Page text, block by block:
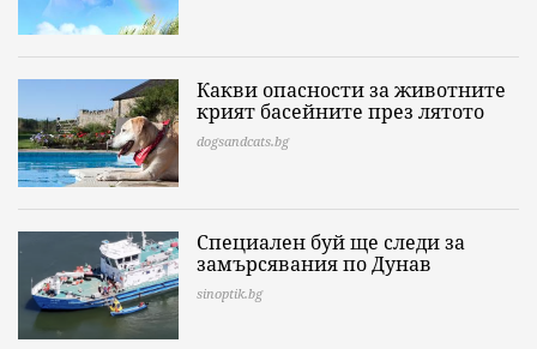
Какви опасности за животните
крият басейните през лятото
dogsandcats.bg
Специален буй ще следи за
замърсявания по Дунав
sinoptik.bg